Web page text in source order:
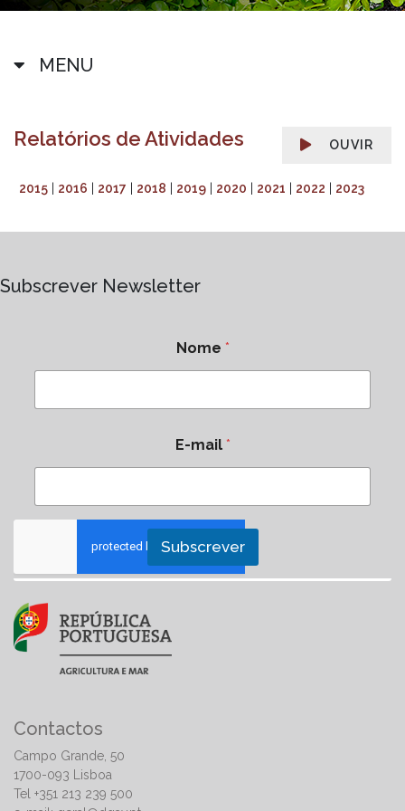
MENU
OUVIR
Relatórios de Atividades
2015| 2016 2017 2018 2019| 2020 2021 2022 2023
Subscrever Newsletter
Nome *
E-mail *
Subscrever
Contactos
Campo Grande, 50
1700-093 Lisboa
Tel +351 213 239 500